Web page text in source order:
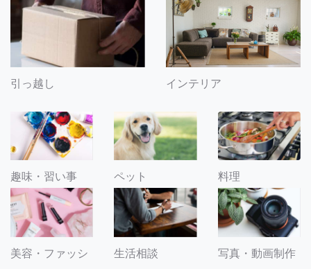
引っ越し インテリア
趣味・習い事 ペット 料理
美容・ファッシ
生活相談 写真・動画制作